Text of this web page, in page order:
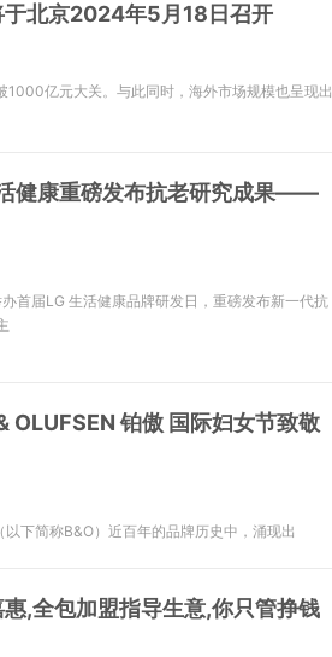
北京2024年5月18日召开
亿元大关。与此同时，海外市场规模也呈现出
健康重磅发布抗老研究成果——
首届LG 生活健康品牌研发日，重磅发布新一代抗
OLUFSEN 铂傲 国际妇女节致敬
下简称B&O）近百年的品牌历史中，涌现出
,全包加盟指导生意,你只管挣钱